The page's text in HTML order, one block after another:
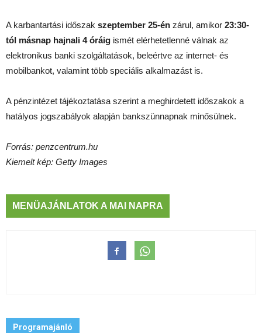
A karbantartási időszak szeptember 25-én zárul, amikor 23:30-
tól másnap hajnali 4 óráig ismét elérhetetlenné válnak az
elektronikus banki szolgáltatások, beleértve az internet- és
mobilbankot, valamint több speciális alkalmazást is.
A pénzintézet tájékoztatása szerint a meghirdetett időszakok a
hatályos jogszabályok alapján bankszünnapnak minősülnek.
Forrás: penzcentrum.hu
Kiemelt kép: Getty Images
MENÜAJÁNLATOK A MAI NAPRA
Programajánló